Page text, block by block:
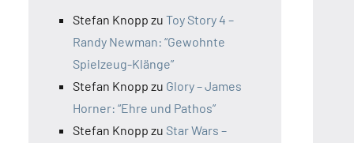
Stefan Knopp zu Toy Story 4 –
Randy Newman: “Gewohnte
Spielzeug-Klänge”
Stefan Knopp zu Glory – James
Horner: “Ehre und Pathos”
Stefan Knopp zu Star Wars –